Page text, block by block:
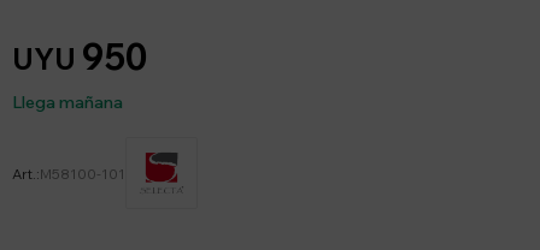
UYU 950
Llega mañana
M58100-101